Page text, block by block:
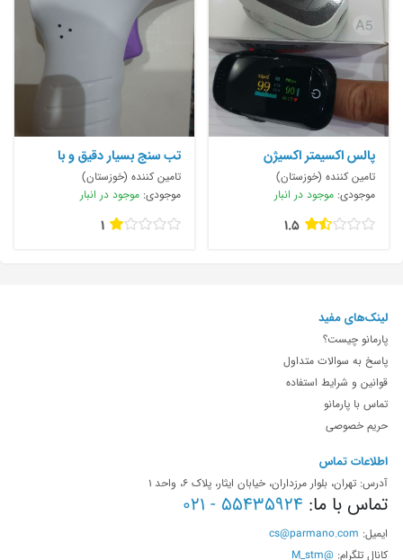
پالس اکسیمتر اکسیژن
سنجانگشتی A5
تامین کننده (خوزستان)
موجودی: موجود در انبار
1.5
تب سنج بسیار دقیق و با
تامین کننده (خوزستان)
موجودی: موجود در انبار
1
لینک‌های مفید
پارمانو چیست؟
پاسخ به سوالات متداول
قوانین و شرایط استفاده
تماس با پارمانو
حریم خصوصی
اطلاعات تماس
آدرس: تهران، بلوار مرزداران، خیابان ایثار، پلاک 6، واحد 1
تماس با ما: 55435924 - 021
ایمیل: cs@parmano.com
کانال تلگرام: @M_stm